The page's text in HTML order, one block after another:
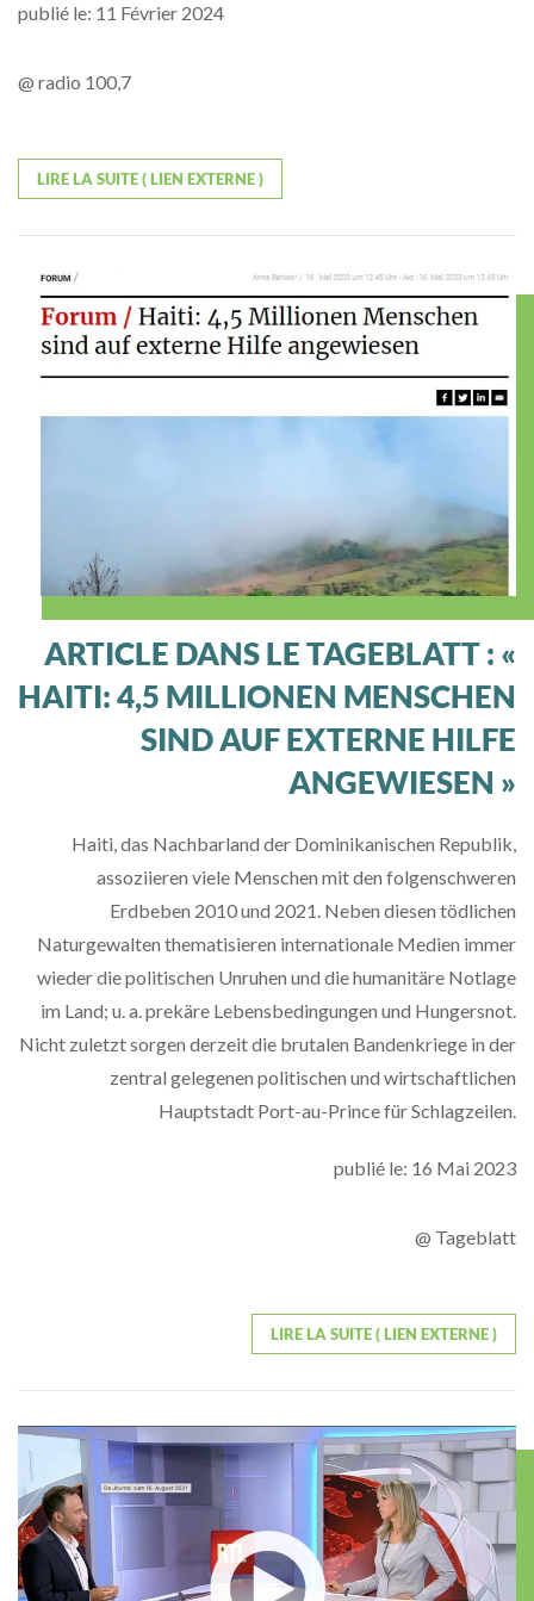
publié le: 11 Février 2024
@ radio 100,7
LIRE LA SUITE ( LIEN EXTERNE )
ARTICLE DANS LE TAGEBLATT : «
HAITI: 4,5 MILLIONEN MENSCHEN
SIND AUF EXTERNE HILFE
ANGEWIESEN »
Haiti, das Nachbarland der Dominikanischen Republik,
assoziieren viele Menschen mit den folgenschweren
Erdbeben 2010 und 2021. Neben diesen tödlichen
Naturgewalten thematisieren internationale Medien immer
wieder die politischen Unruhen und die humanitäre Notlage
im Land; u. a. prekäre Lebensbedingungen und Hungersnot.
Nicht zuletzt sorgen derzeit die brutalen Bandenkriege in der
zentral gelegenen politischen und wirtschaftlichen
Hauptstadt Port-au-Prince für Schlagzeilen.
publié le: 16 Mai 2023
@ Tageblatt
LIRE LA SUITE ( LIEN EXTERNE )